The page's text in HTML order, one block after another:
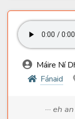
Máire Ní
Fánaid
··· eh